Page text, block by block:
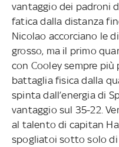
vantaggio dei padroni
fatica dalla distanza
Nicolao accorciano le
grosso, ma il primo
con Cooley sempre
battaglia fisica dalla
spinta dall’energia di
vantaggio sul 35-22.
al talento di capitan
spogliatoi sotto solo di